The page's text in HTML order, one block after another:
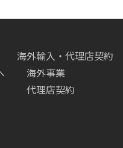
海外輸入・代理店契約
海外事業
代理店契約